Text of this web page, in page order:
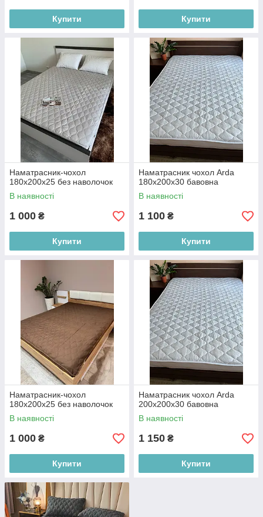
Купити Купити
Наматрасник-чохол
180х200х25 без наволочок
В наявності
1 000 ₴
Купити
Наматрасник чохол Arda
180х200х30 бавовна
В наявності
1 100 ₴
Купити
Наматрасник-чохол
180х200х25 без наволочок
В наявності
1 000 ₴
Купити
Наматрасник чохол Arda
200х200х30 бавовна
В наявності
1 150 ₴
Купити